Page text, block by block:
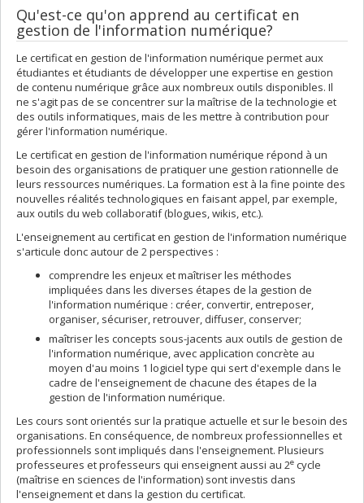
Qu'est-ce qu'on apprend au certificat en
gestion de l'information numérique?
Le certificat en gestion de l'information numérique permet aux
étudiantes et étudiants de développer une expertise en gestion
de contenu numérique grâce aux nombreux outils disponibles. Il
ne s'agit pas de se concentrer sur la maîtrise de la technologie et
des outils informatiques, mais de les mettre à contribution pour
gérer l'information numérique.
Le certificat en gestion de l'information numérique répond à un
besoin des organisations de pratiquer une gestion rationnelle de
leurs ressources numériques. La formation est à la fine pointe des
nouvelles réalités technologiques en faisant appel, par exemple,
aux outils du web collaboratif (blogues, wikis, etc.).
L'enseignement au certificat en gestion de l'information numérique
s'articule donc autour de 2 perspectives :
comprendre les enjeux et maîtriser les méthodes
impliquées dans les diverses étapes de la gestion de
l'information numérique : créer, convertir, entreposer,
organiser, sécuriser, retrouver, diffuser, conserver;
maîtriser les concepts sous-jacents aux outils de gestion de
l'information numérique, avec application concrète au
moyen d'au moins 1 logiciel type qui sert d'exemple dans le
cadre de l'enseignement de chacune des étapes de la
gestion de l'information numérique.
Les cours sont orientés sur la pratique actuelle et sur le besoin des
organisations. En conséquence, de nombreux professionnelles et
professionnels sont impliqués dans l'enseignement. Plusieurs
professeures et professeurs qui enseignent aussi au 2e cycle
(maîtrise en sciences de l'information) sont investis dans
l'enseignement et dans la gestion du certificat.